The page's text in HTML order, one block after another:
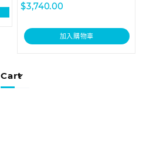
Cart
$3,740.00
加入購物車